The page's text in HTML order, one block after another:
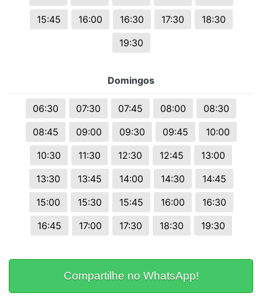
15:45
16:00 16:30 17:30
18:30
19:30
Domingos
06:30 07:30 07:45 08:00
08:30
08:45
09:00 09:30 09:45
10:00
10:30
11:30 12:30 12:45
13:00
13:30
13:45 14:00 14:30
14:45
15:00
15:30 15:45 16:00
16:30
16:45
17:00 17:30 18:30 19:30
Compartilhe no WhatsApp!